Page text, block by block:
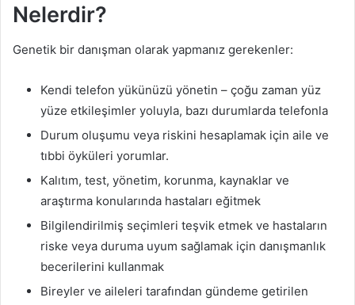
Nelerdir?
Genetik bir danışman olarak yapmanız gerekenler:
Kendi telefon yükünüzü yönetin – çoğu zaman yüz
yüze etkileşimler yoluyla, bazı durumlarda telefonla
Durum oluşumu veya riskini hesaplamak için aile ve
tıbbi öyküleri yorumlar.
Kalıtım, test, yönetim, korunma, kaynaklar ve
araştırma konularında hastaları eğitmek
Bilgilendirilmiş seçimleri teşvik etmek ve hastaların
riske veya duruma uyum sağlamak için danışmanlık
becerilerini kullanmak
Bireyler ve aileleri tarafından gündeme getirilen